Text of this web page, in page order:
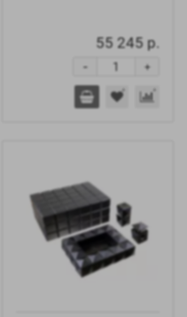
55 245 р.
+
-